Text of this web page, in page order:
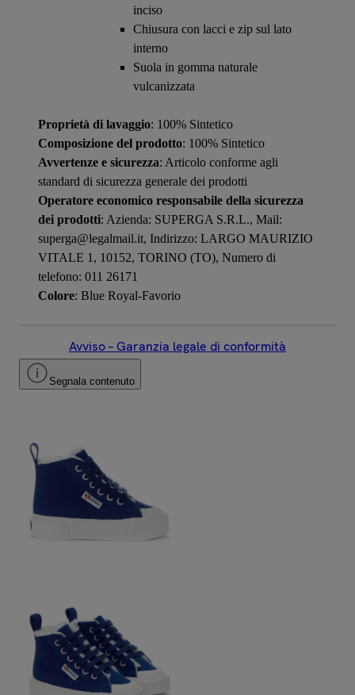
inciso
Chiusura con lacci e zip sul lato
interno
Suola in gomma naturale
vulcanizzata
Proprietà di lavaggio: 100% Sintetico
Composizione del prodotto: 100% Sintetico
Avvertenze e sicurezza: Articolo conforme agli
standard di sicurezza generale dei prodotti
Operatore economico responsabile della sicurezza
dei prodotti: Azienda: SUPERGA S.R.L., Mail:
superga@legalmail.it, Indirizzo: LARGO MAURIZIO
VITALE 1, 10152, TORINO (TO), Numero di
telefono: 011 26171
Colore: Blue Royal-Favorio
Avviso – Garanzia legale di conformità
Segnala contenuto